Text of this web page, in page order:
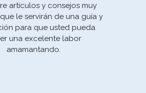
artículos y consejos muy
le servirán de una guía y
para que usted pueda
una excelente labor
amamantando.